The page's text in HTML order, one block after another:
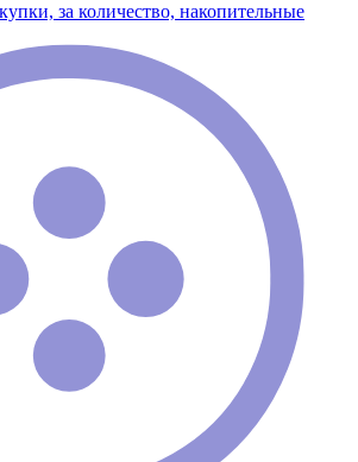
за количество, накопительные